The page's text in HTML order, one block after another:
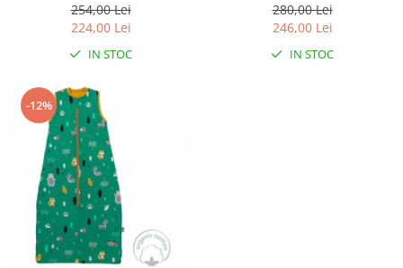
Role copii si adulti
Premergatoare
Skateboard
Scaune de biciclete copii
Baita, Igiena, Siguranta
Baie
Lenjerie mamici
Olite
254,00 Lei
224,00 Lei
IN STOC
280,00 Lei
246,00 Lei
IN STOC
-12%